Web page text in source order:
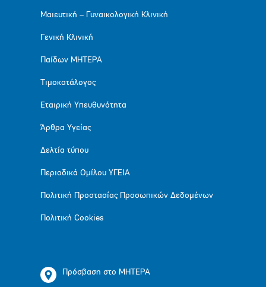
Μαιευτική – Γυναικολογική Κλινική
Γενική Κλινική
Παίδων ΜΗΤΕΡΑ
Τιμοκατάλογος
Εταιρική Υπευθυνότητα
Άρθρα Υγείας
Δελτία τύπου
Περιοδικά Ομίλου ΥΓΕΙΑ
Πολιτική Προστασίας Προσωπικών Δεδομένων
Πολιτική Cookies
Πρόσβαση στο ΜΗΤΕΡΑ